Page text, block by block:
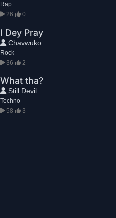
Rap
26
0
I Dey Pray
Chavwuko
Rock
36
2
What tha?
Still Devil
Techno
58
3